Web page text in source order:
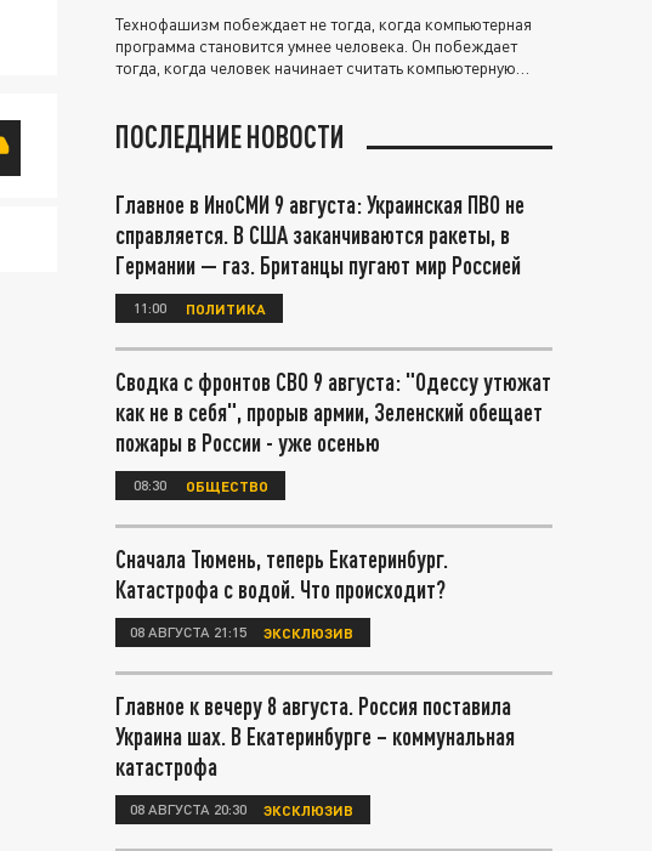
Технофашизм побеждает не тогда, когда компьютерная
программа становится умнее человека. Он побеждает
тогда, когда человек начинает считать компьютерную
ПОСЛЕДНИЕ НОВОСТИ
Главное в ИноСМИ 9 августа: Украинская ПВО не
справляется. В США заканчиваются ракеты, в
Германии — газ. Британцы пугают мир Россией
11:00 ПОЛИТИКА
Сводка с фронтов СВО 9 августа: "Одессу утюжат
как не в себя", прорыв армии, Зеленский обещает
пожары в России - уже осенью
08:30 ОБЩЕСТВО
Сначала Тюмень, теперь Екатеринбург.
Катастрофа с водой. Что происходит?
08 АВГУСТА 21:15 ЭКСКЛЮЗИВ
Главное к вечеру 8 августа. Россия поставила
Украина шах. В Екатеринбурге – коммунальная
катастрофа
08 АВГУСТА 20:30 ЭКСКЛЮЗИВ